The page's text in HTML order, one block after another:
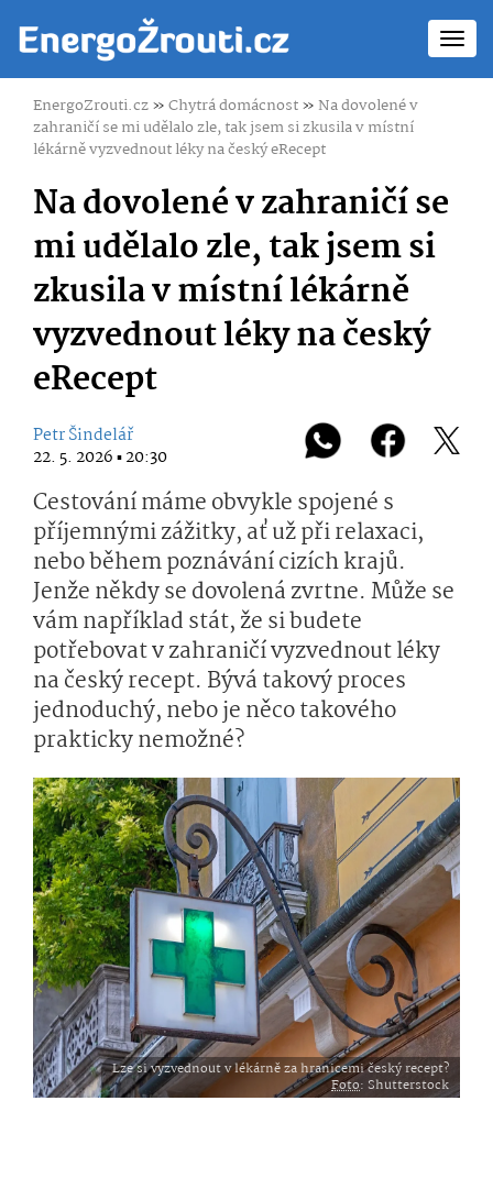
EnergoZrouti.cz»Chytrá domácnost»Na dovolené v
zahraničí se mi udělalo zle, tak jsem si zkusila v místní
lékárně vyzvednout léky na český eRecept
Na dovolené v zahraničí se
mi udělalo zle, tak jsem si
zkusila v místní lékárně
vyzvednout léky na český
eRecept
Petr Šindelář
22. 5. 2026 ▪ 20:30
Cestování máme obvykle spojené s
příjemnými zážitky, ať už při relaxaci,
nebo během poznávání cizích krajů.
Jenže někdy se dovolená zvrtne. Může se
vám například stát, že si budete
potřebovat v zahraničí vyzvednout léky
na český recept. Bývá takový proces
jednoduchý, nebo je něco takového
prakticky nemožné?
Lze si vyzvednout v lékárně za hranicemi český recept?
Foto: Shutterstock